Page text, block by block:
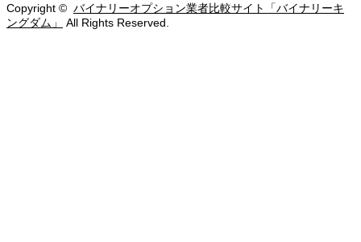
Copyright © バイナリーオプション業者比較サイト「バイナリーキ
ングダム」
All Rights Reserved.